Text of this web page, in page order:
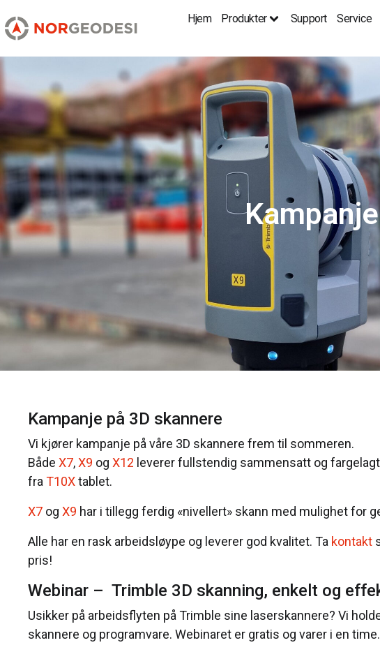
Hjem Produkter Support Service
Kampanje på 3D skannere
Vi kjører kampanje på våre 3D skannere frem til sommeren.
Både X7,X9 og X12 leverer fullstendig sammensatt og
fra T10Xtablet.
X7 og X9 har i tillegg ferdig «nivellert» skann med mulighet for
Alle har en rask arbeidsløype og leverer god kvalitet. Ta kontakt
pris!
Webinar – Trimble 3D skanning, enkelt og
Usikker på arbeidsflyten på Trimble sine laserskannere? Vi
skannere og programvare. Webinaret er gratis og varer i en